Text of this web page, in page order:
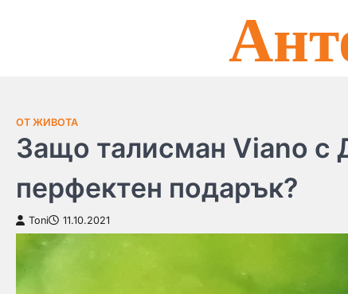
ОТ ЖИВОТА
Защо талисман Viano с
перфектен подарък?
Toni 11.10.2021